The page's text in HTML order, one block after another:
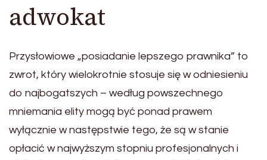
adwokat
Przysłowiowe „posiadanie lepszego prawnika” to
zwrot, który wielokrotnie stosuje się w odniesieniu
do najbogatszych – według powszechnego
mniemania elity mogą być ponad prawem
wyłącznie w następstwie tego, że są w stanie
opłacić w najwyższym stopniu profesjonalnych i